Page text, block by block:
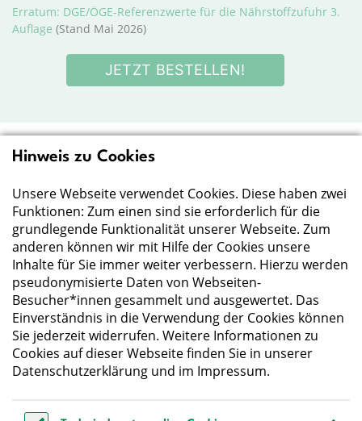
Erratum: DGE/ÖGE-Referenzwerte für die Nährstoffzufuhr 3.
Auflage (Stand Mai 2026)
JETZT BESTELLEN!
für Ernährung e.V.
Der Wissenschaft verpflichtet - Ihre Partnerin für
Essen und Trinken
Deutsche Gesellschaft für Ernährung e. V.
Godesberger Allee 136
53175 Bonn
Tel:+49 228 3776-600
Fax:+49 228 3776-800
webmaster@dge.de
Hinweis zu Cookies
Unsere Webseite verwendet Cookies. Diese haben zwei
Funktionen: Zum einen sind sie erforderlich für die
grundlegende Funktionalität unserer Webseite. Zum
anderen können wir mit Hilfe der Cookies unsere
Inhalte für Sie immer weiter verbessern. Hierzu werden
pseudonymisierte Daten von Webseiten-
Besucher*innen gesammelt und ausgewertet. Das
Einverständnis in die Verwendung der Cookies können
Sie jederzeit widerrufen. Weitere Informationen zu
Cookies auf dieser Webseite finden Sie in unserer
Datenschutzerklärung und im Impressum.